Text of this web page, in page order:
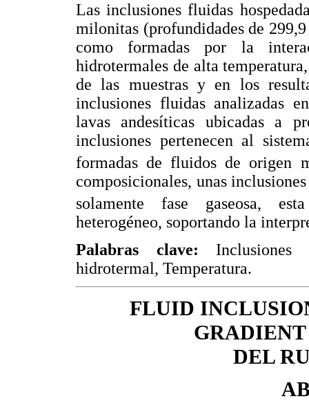
Las inclusiones fluidas
milonitas (profundidades de
como formadas por la
hidrotermales de alta
de las muestras y en los
inclusiones fluidas analizadas
lavas andesíticas ubicadas a
inclusiones pertenecen al
formadas de fluidos de origen
composicionales, unas
solamente fase gaseosa,
heterogéneo, soportando la
Palabras clave: Inclusiones
hidrotermal, Temperatura.
FLUID
DEL